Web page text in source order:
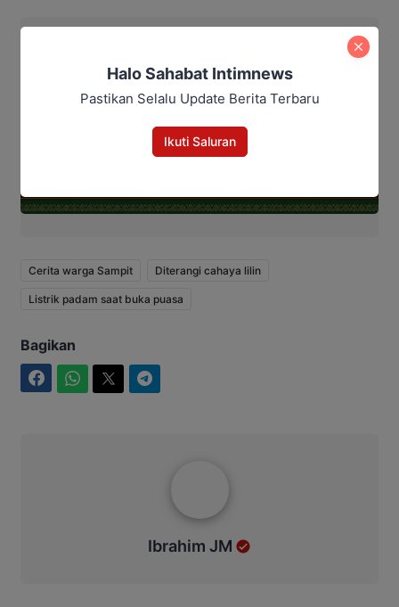
Cerita warga Sampit Diterangi cahaya lilin
Listrik padam saat buka puasa
Bagikan
Ibrahim JM
Halo Sahabat Intimnews
Pastikan Selalu Update Berita Terbaru
Ikuti Saluran